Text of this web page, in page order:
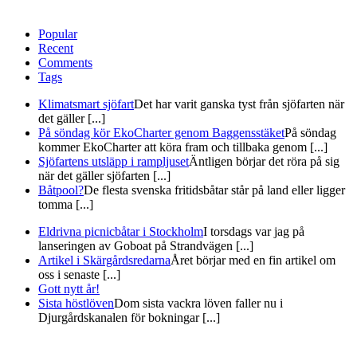
Popular
Recent
Comments
Tags
Klimatsmart sjöfartDet har varit ganska tyst från sjöfarten när
det gäller [...]
På söndag kör EkoCharter genom BaggensstäketPå söndag
kommer EkoCharter att köra fram och tillbaka genom [...]
Sjöfartens utsläpp i rampljusetÄntligen börjar det röra på sig
när det gäller sjöfarten [...]
Båtpool?De flesta svenska fritidsbåtar står på land eller ligger
tomma [...]
Eldrivna picnicbåtar i StockholmI torsdags var jag på
lanseringen av Goboat på Strandvägen [...]
Artikel i SkärgårdsredarnaÅret börjar med en fin artikel om
oss i senaste [...]
Gott nytt år!
Sista höstlövenDom sista vackra löven faller nu i
Djurgårdskanalen för bokningar [...]